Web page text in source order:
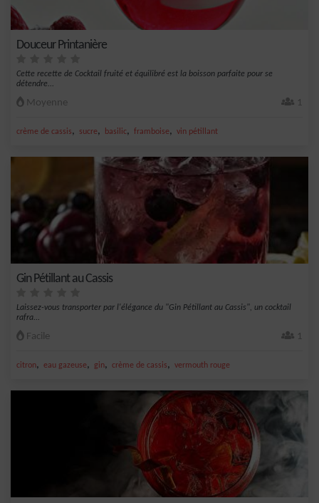
Douceur Printanière
Cette recette de Cocktail fruité et équilibré est la boisson parfaite pour se
détendre...
Moyenne 1
crème de cassis, sucre, basilic, framboise, vin pétillant
Gin Pétillant au Cassis
Laissez-vous transporter par l'élégance du "Gin Pétillant au Cassis", un cocktail
rafra...
Facile 1
citron, eau gazeuse, gin, crème de cassis, vermouth rouge